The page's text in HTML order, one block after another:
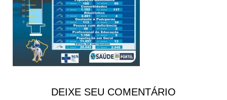
DEIXE SEU COMENTÁRIO